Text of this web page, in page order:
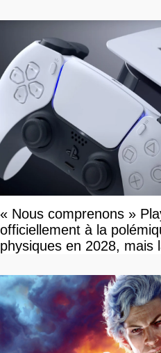
« Nous comprenons »
officiellement à la
physiques en 2028, mais